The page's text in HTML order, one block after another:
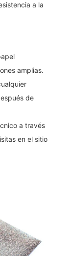
a la
amplias.
de
a través
en el sitio